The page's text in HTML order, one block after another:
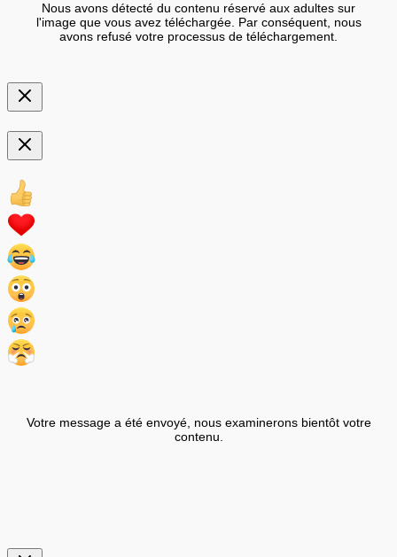
Nous avons détecté du contenu réservé aux adultes sur
l'image que vous avez téléchargée. Par conséquent, nous
avons refusé votre processus de téléchargement.
Votre message a été envoyé, nous examinerons bientôt votre
contenu.